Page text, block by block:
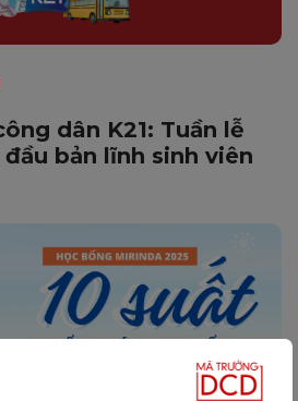
dân K21: Tuần lễ
bản lĩnh sinh viên